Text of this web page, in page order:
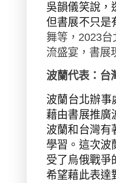
吳韻儀笑說，
但書展不只是
舞等， 2023台
流盛宴，書展
波蘭代表：台
波蘭台北辦事
藉由書展推廣
波蘭和台灣有
學習。這次波
受了烏俄戰爭
希望藉此表達